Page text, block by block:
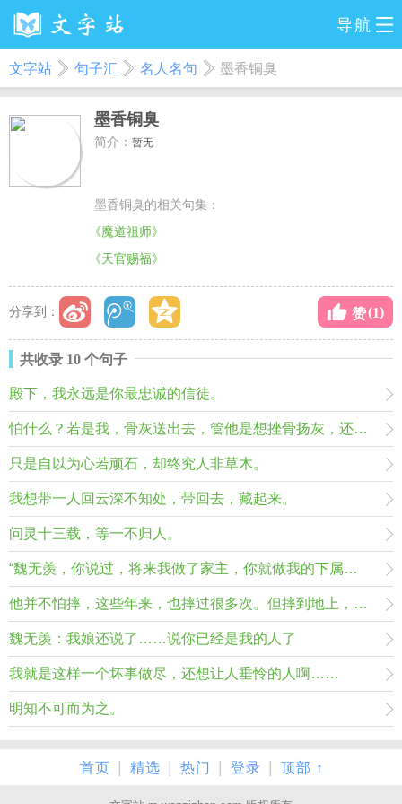
导航
文字站 句子汇 名人名句 墨香铜臭
墨香铜臭
简介： 暂无
墨香铜臭的相关句集：
《魔道祖师》
《天官赐福》
分享到： 赞(1)
共收录 10 个句子
殿下，我永远是你最忠诚的信徒。
怕什么？若是我，骨灰送出去，管他是想挫骨扬灰，还是撒着玩儿。
只是自以为心若顽石，却终究人非草木。
我想带一人回云深不知处，带回去，藏起来。
问灵十三载，等一不归人。
“魏无羡，你说过，将来我做了家主，你就做我的下属，永远不背叛我，不背叛江家，我问你，这话都是谁说的？凭什么，你凭什么不告诉我……”
他并不怕摔，这些年来，也摔过很多次。但摔到地上，毕竟还是会疼。 如果有个人能接住他，那就再好不过了。
魏无羡：我娘还说了……说你已经是我的人了
我就是这样一个坏事做尽，还想让人垂怜的人啊……
明知不可而为之。
首页 精选 热门 登录 顶部 ↑